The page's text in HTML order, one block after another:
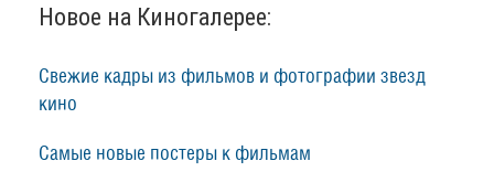
Новое на Киногалерее:
Свежие кадры из фильмов и фотографии звезд
кино
Самые новые постеры к фильмам